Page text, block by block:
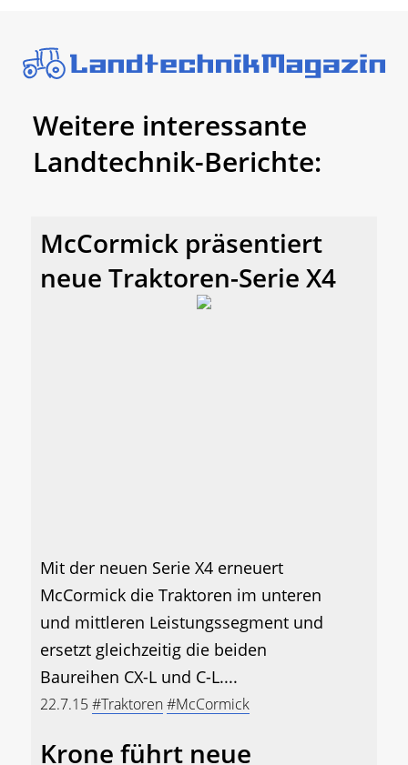
Weitere interessante
Landtechnik-Berichte:
McCormick präsentiert
neue Traktoren-Serie X4
Mit der neuen Serie X4 erneuert
McCormick die Traktoren im unteren
und mittleren Leistungssegment und
ersetzt gleichzeitig die beiden
Baureihen CX-L und C-L....
22.7.15#Traktoren#McCormick
Krone führt neue